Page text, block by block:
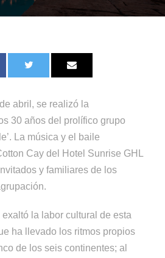
abril, se realizó la
30 años del prolífico grupo
La música y el baile
Cay del Hotel Sunrise GHL
y familiares de los
la labor cultural de esta
ha llevado los ritmos propios
de los seis continentes; al